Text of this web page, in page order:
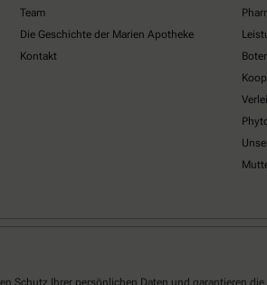
Team
Die Geschichte der Marien Apotheke
Kontakt
Schutz Ihrer persönlichen Daten und garantieren